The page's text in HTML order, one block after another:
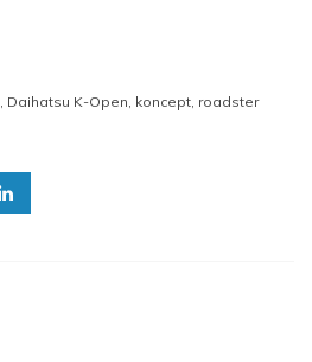
, Daihatsu K-Open, koncept, roadster